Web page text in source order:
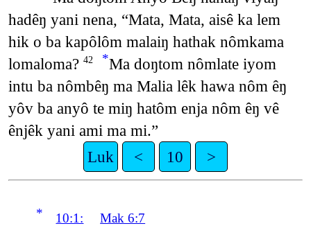
hadêŋ yani nena, “Mata, Mata, aisê ka lem
hik o ba kapôlôm malaiŋ hathak nômkama
lomaloma? 42 *Ma doŋtom nômlate iyom
intu ba nômbêŋ ma Malia lêk hawa nôm êŋ
yôv ba anyô te miŋ hatôm enja nôm êŋ vê
ênjêk yani ami ma mi.”
Luk
< 10 >
* 10:1: Mak 6:7